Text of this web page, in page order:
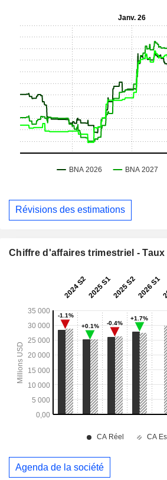
Révisions des estimations
Chiffre d'affaires trimestriel -
Agenda de la société